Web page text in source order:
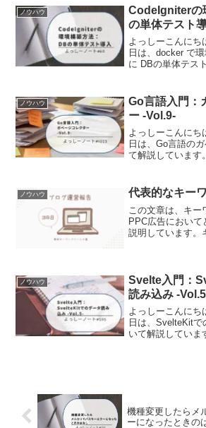
といった疑問が湧
語の公式サ...
ノウハウ
CodeIgniterの
の単体テスト
よっしーこんにち
日は、docker で
に DBの単体テス
ことを前提にして
ノウハウ
Go言語入門：
ー -Vol.9-
よっしーこんにち
日は、Go言語の
て解説しています
す。メモリ管理を
利な仕組みで...
ノウハウ 代表的なキー
この文章は、キ
PPC広告において
説明しています。
タを分析し、適切
るためのツールで
ドが検索エンジン
ュームがあるか、
のキーワードに
確認することがで
ノウハウ
Svelte入門：
読み込み -
よっしーこんにち
日は、SvelteKitで
いて解説していま
機種変更したらメ
ーになったときの